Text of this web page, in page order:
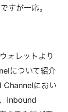
すが一応。
ォレットより
について紹介
Channelにおい
Inbound